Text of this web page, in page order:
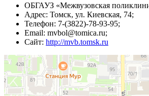
ОБГАУЗ «Межвузовская
Адрес: Томск, ул. Киевская, 74;
Телефон: 7-(3822)-78-93-95;
Email: mvbol@tomica.ru;
Сайт: http://mvb.tomsk.ru